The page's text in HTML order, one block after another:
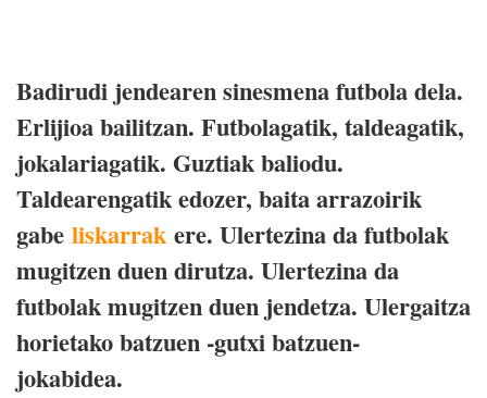
Badirudi jendearen sinesmena futbola dela.
Erlijioa bailitzan. Futbolagatik, taldeagatik,
jokalariagatik. Guztiak baliodu.
Taldearengatik edozer, baita arrazoirik
gabe liskarrak ere. Ulertezina da futbolak
mugitzen duen dirutza. Ulertezina da
futbolak mugitzen duen jendetza. Ulergaitza
horietako batzuen -gutxi batzuen-
jokabidea.